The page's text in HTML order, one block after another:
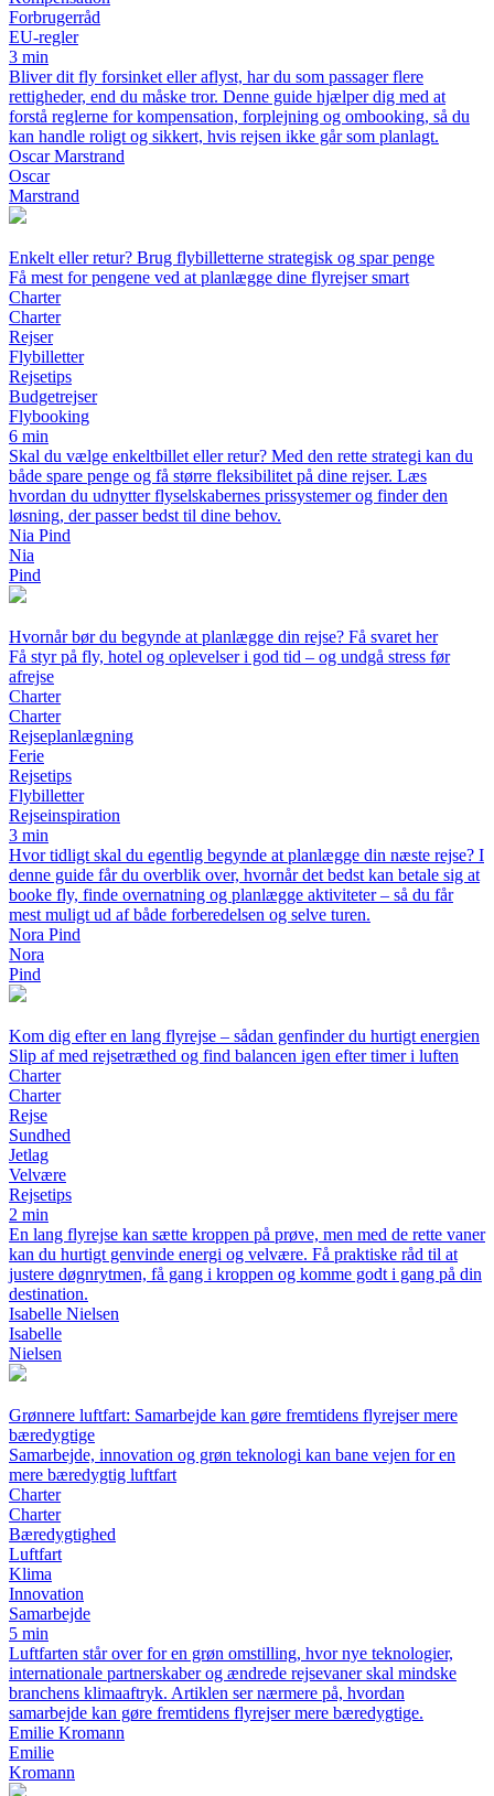
Forbrugerråd
EU-regler
3 min
Bliver dit fly forsinket eller aflyst, har du som passager flere
rettigheder, end du måske tror. Denne guide hjælper dig med at
forstå reglerne for kompensation, forplejning og ombooking, så du
kan handle roligt og sikkert, hvis rejsen ikke går som planlagt.
Oscar Marstrand
Oscar
Marstrand
Enkelt eller retur? Brug flybilletterne strategisk og spar penge
Få mest for pengene ved at planlægge dine flyrejser smart
Charter
Charter
Rejser
Flybilletter
Rejsetips
Budgetrejser
Flybooking
6 min
Skal du vælge enkeltbillet eller retur? Med den rette strategi kan du
både spare penge og få større fleksibilitet på dine rejser. Læs
hvordan du udnytter flyselskabernes prissystemer og finder den
løsning, der passer bedst til dine behov.
Nia Pind
Nia
Pind
Hvornår bør du begynde at planlægge din rejse? Få svaret her
Få styr på fly, hotel og oplevelser i god tid – og undgå stress før
afrejse
Charter
Charter
Rejseplanlægning
Ferie
Rejsetips
Flybilletter
Rejseinspiration
3 min
Hvor tidligt skal du egentlig begynde at planlægge din næste rejse? I
denne guide får du overblik over, hvornår det bedst kan betale sig at
booke fly, finde overnatning og planlægge aktiviteter – så du får
mest muligt ud af både forberedelsen og selve turen.
Nora Pind
Nora
Pind
Kom dig efter en lang flyrejse – sådan genfinder du hurtigt energien
Slip af med rejsetræthed og find balancen igen efter timer i luften
Charter
Charter
Rejse
Sundhed
Jetlag
Velvære
Rejsetips
2 min
En lang flyrejse kan sætte kroppen på prøve, men med de rette vaner
kan du hurtigt genvinde energi og velvære. Få praktiske råd til at
justere døgnrytmen, få gang i kroppen og komme godt i gang på din
destination.
Isabelle Nielsen
Isabelle
Nielsen
Grønnere luftfart: Samarbejde kan gøre fremtidens flyrejser mere
bæredygtige
Samarbejde, innovation og grøn teknologi kan bane vejen for en
mere bæredygtig luftfart
Charter
Charter
Bæredygtighed
Luftfart
Klima
Innovation
Samarbejde
5 min
Luftfarten står over for en grøn omstilling, hvor nye teknologier,
internationale partnerskaber og ændrede rejsevaner skal mindske
branchens klimaaftryk. Artiklen ser nærmere på, hvordan
samarbejde kan gøre fremtidens flyrejser mere bæredygtige.
Emilie Kromann
Emilie
Kromann